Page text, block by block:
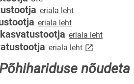
eriala leht
eriala leht
eriala leht
eriala lehtlink opens on
nõudeta